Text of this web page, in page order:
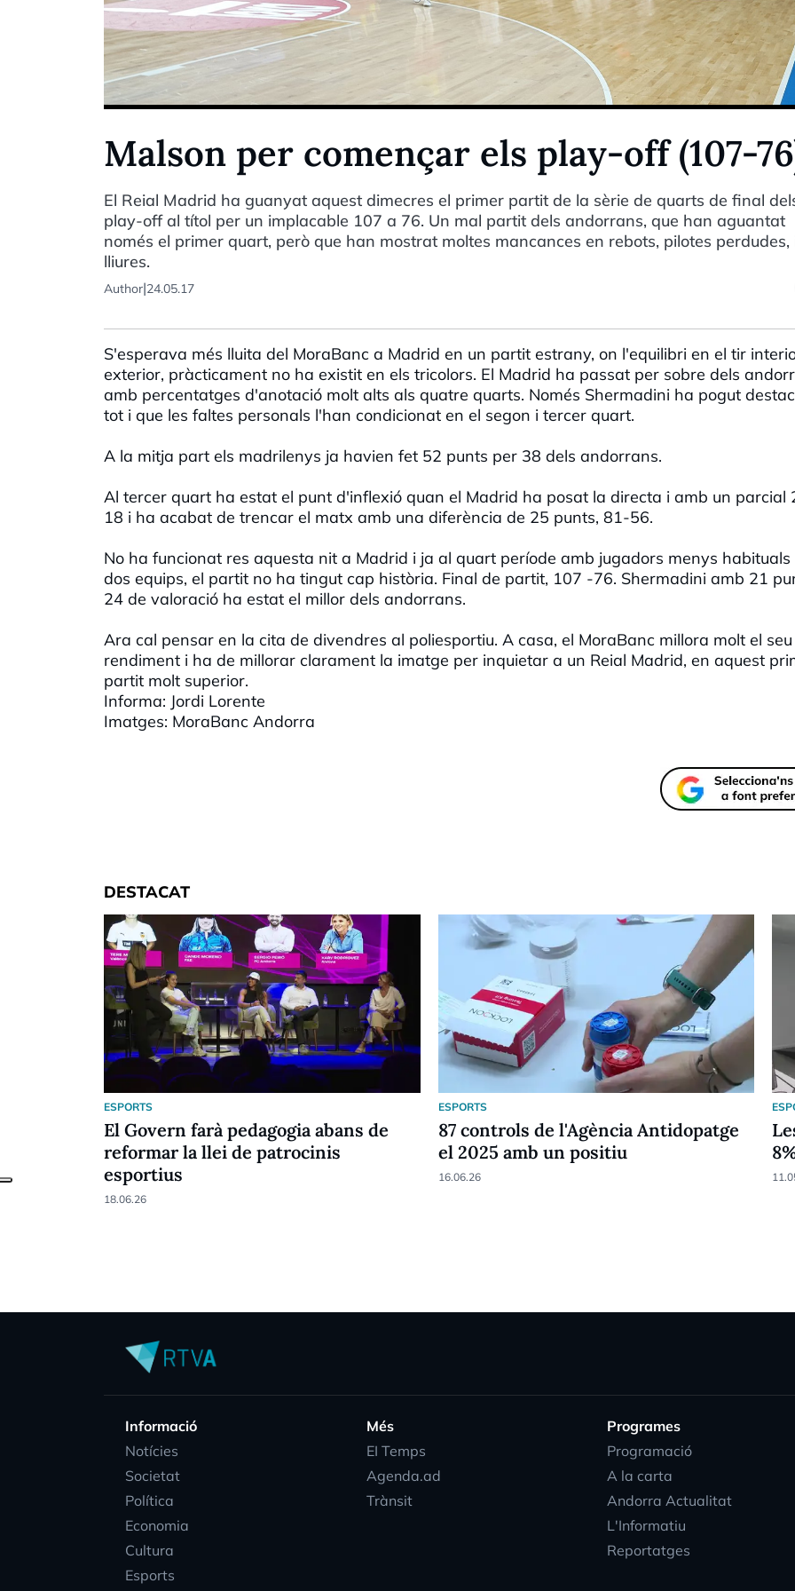
Malson per començar els play-off (107-
El Reial Madrid ha guanyat aquest dimecres el primer partit de la sèrie de quarts de final
play-off al títol per un implacable 107 a 76. Un mal partit dels andorrans, que han aguantat
només el primer quart, però que han mostrat moltes mancances en rebots, pilotes perdudes,
lliures.
Author|24.05.17
S'esperava més lluita del MoraBanc a Madrid en un partit estrany, on l'equilibri en el tir
exterior, pràcticament no ha existit en els tricolors. El Madrid ha passat per sobre dels
amb percentatges d'anotació molt alts als quatre quarts. Només Shermadini ha pogut
tot i que les faltes personals l'han condicionat en el segon i tercer quart.
A la mitja part els madrilenys ja havien fet 52 punts per 38 dels andorrans.
Al tercer quart ha estat el punt d'inflexió quan el Madrid ha posat la directa i amb un parcial
18 i ha acabat de trencar el matx amb una diferència de 25 punts, 81-56.
No ha funcionat res aquesta nit a Madrid i ja al quart període amb jugadors menys habituals
dos equips, el partit no ha tingut cap història. Final de partit, 107 -76. Shermadini amb 21
24 de valoració ha estat el millor dels andorrans.
Ara cal pensar en la cita de divendres al poliesportiu. A casa, el MoraBanc millora molt el seu
rendiment i ha de millorar clarament la imatge per inquietar a un Reial Madrid, en aquest
partit molt superior.
Informa: Jordi Lorente
Imatges: MoraBanc Andorra
DESTACAT
ESPORTS
El Govern farà pedagogia abans de
reformar la llei de patrocinis
esportius
18.06.26
ESPORTS
87 controls de l'Agència Antidopatge
el 2025 amb un positiu
16.06.26
Informació
Notícies
Societat
Política
Economia
Cultura
Esports
Més
EI Temps
Agenda.ad
Trànsit
Programes
Programació
A la carta
Andorra Actualitat
L'Informatiu
Reportatges